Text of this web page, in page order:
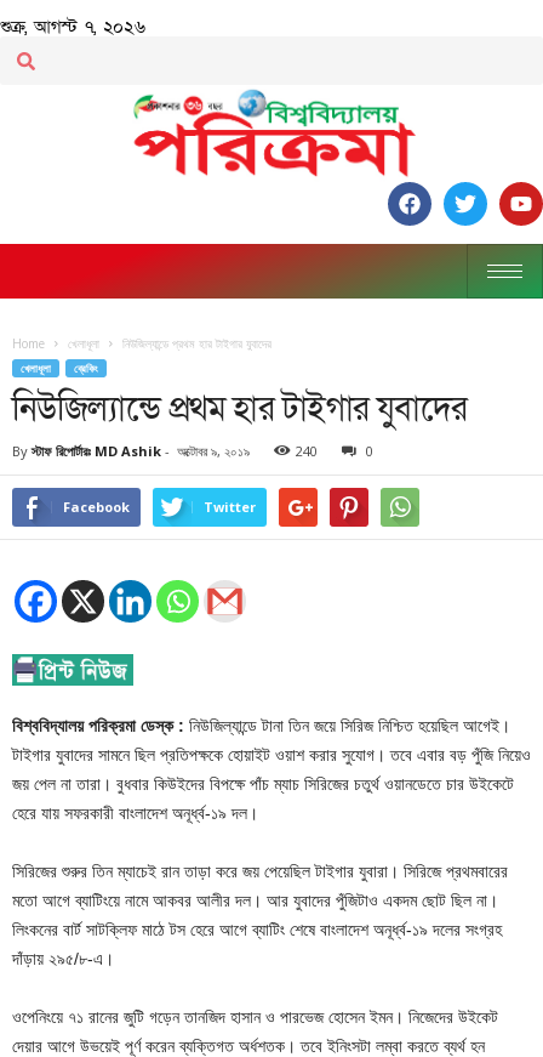
শুক্র, আগস্ট ৭, ২০২৬
Home খেলাধূলা নিউজিল্যান্ডে প্রথম হার টাইগার যুবাদের
খেলাধূলা ব্রেকিং
নিউজিল্যান্ডে প্রথম হার টাইগার যুবাদের
By স্টাফ রিপোর্টারঃ MD Ashik - অক্টোবর ৯, ২০১৯ 240 0
Facebook Twitter
বিশ্ববিদ্যালয় পরিক্রমা ডেস্ক : নিউজিল্যান্ডে টানা তিন জয়ে সিরিজ নিশ্চিত হয়েছিল আগেই।
টাইগার যুবাদের সামনে ছিল প্রতিপক্ষকে হোয়াইট ওয়াশ করার সুযোগ। তবে এবার বড় পুঁজি নিয়েও
জয় পেল না তারা। বুধবার কিউইদের বিপক্ষে পাঁচ ম্যাচ সিরিজের চতুর্থ ওয়ানডেতে চার উইকেটে
হেরে যায় সফরকারী বাংলাদেশ অনূর্ধ্ব-১৯ দল।
সিরিজের শুরুর তিন ম্যাচেই রান তাড়া করে জয় পেয়েছিল টাইগার যুবারা। সিরিজে প্রথমবারের
মতো আগে ব্যাটিংয়ে নামে আকবর আলীর দল। আর যুবাদের পুঁজিটাও একদম ছোট ছিল না।
লিংকনের বার্ট সাটক্লিফ মাঠে টস হেরে আগে ব্যাটিং শেষে বাংলাদেশ অনূর্ধ্ব-১৯ দলের সংগ্রহ
দাঁড়ায় ২৯৫/৮-এ।
ওপেনিংয়ে ৭১ রানের জুটি গড়েন তানজিদ হাসান ও পারভেজ হোসেন ইমন। নিজেদের উইকেট
দেয়ার আগে উভয়েই পূর্ণ করেন ব্যক্তিগত অর্ধশতক। তবে ইনিংসটা লম্বা করতে ব্যর্থ হন